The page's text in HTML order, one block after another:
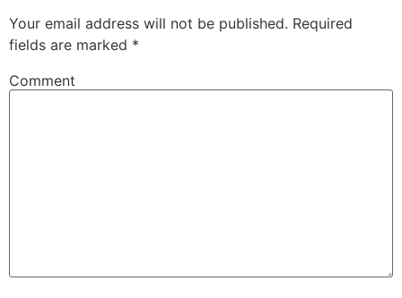
Your email address will not be published. Required
fields are marked *
Comment